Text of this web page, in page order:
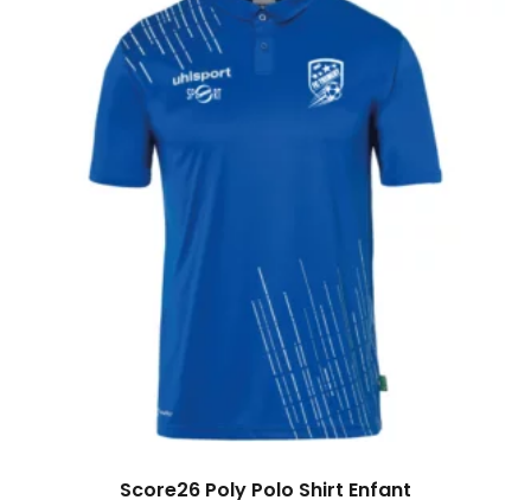
Score26 Poly Polo Shirt Enfant